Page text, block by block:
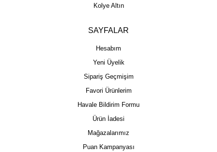
Kolye Altın
SAYFALAR
Hesabım
Yeni Üyelik
Sipariş Geçmişim
Favori Ürünlerim
Havale Bildirim Formu
Ürün İadesi
Mağazalarımız
Puan Kampanyası